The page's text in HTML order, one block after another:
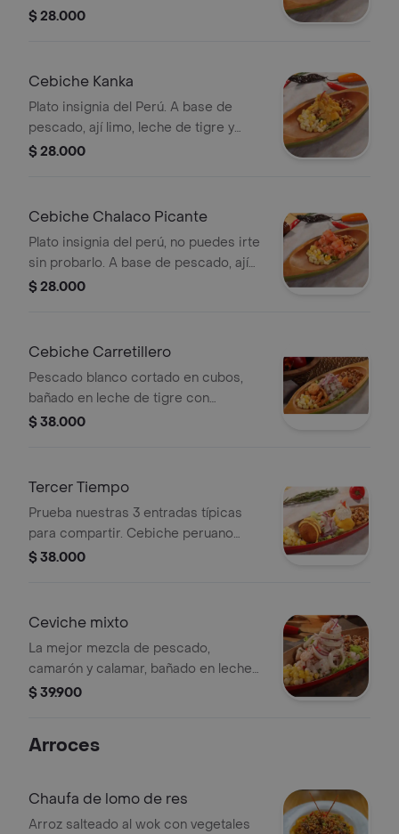
limo y leche de tigre. acompañado de
$ 28.000
Cebiche Kanka
Plato insignia del Perú. A base de
pescado, ají limo, leche de tigre y
mayonesa de ají amarillo.
$ 28.000
Cebiche Chalaco Picante
Plato insignia del perú, no puedes irte
sin probarlo. A base de pescado, ají
limo, ají rocoto y leche de tigre.
$ 28.000
Cebiche Carretillero
Pescado blanco cortado en cubos,
bañado en leche de tigre con
camarón y calamar apanado.
$ 38.000
Tercer Tiempo
Prueba nuestras 3 entradas típicas
para compartir. Cebiche peruano
clásico, causa limeña y papa rellena.
$ 38.000
Ceviche mixto
La mejor mezcla de pescado,
camarón y calamar, bañado en leche
de tigre. acompañado de maíz chulpi
$ 39.900
Arroces
Chaufa de lomo de res
Arroz salteado al wok con vegetales